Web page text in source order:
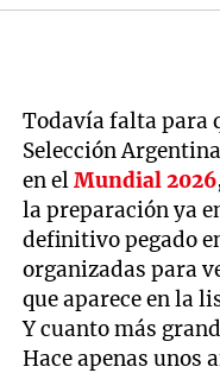
Todavía falta para
Selección
en elMundial 2026
la preparación ya
definitivo pegado
organizadas para
que aparece en la
Y cuanto más
Hace apenas unos